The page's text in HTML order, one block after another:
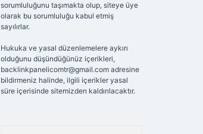
sorumluluğunu taşımakta olup, siteye üye
olarak bu sorumluluğu kabul etmiş
sayılırlar.
Hukuka ve yasal düzenlemelere aykırı
olduğunu düşündüğünüz içerikleri,
backlinkpanelicomtr@gmail.comadresine
bildirmeniz halinde, ilgili içerikler yasal
süre içerisinde sitemizden kaldırılacaktır.